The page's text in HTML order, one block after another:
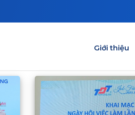
Giới thiệu